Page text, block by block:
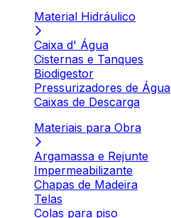
Material Hidráulico
Caixa d' Água
Cisternas e Tanques
Biodigestor
Pressurizadores de Água
Caixas de Descarga
Materiais para Obra
Argamassa e Rejunte
Impermeabilizante
Chapas de Madeira
Telas
Colas para piso